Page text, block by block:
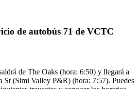
de autobús 71 de VCTC
de The Oaks (hora: 6:50) y llegará a
St (Simi Valley P&R) (hora: 7:57). Puedes